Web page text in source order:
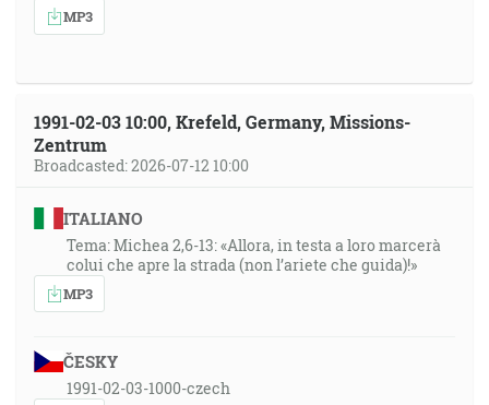
MP3
1991-02-03 10:00, Krefeld, Germany, Missions-
Zentrum
Broadcasted: 2026-07-12 10:00
ITALIANO
Tema: Michea 2,6-13: «Allora, in testa a loro marcerà
colui che apre la strada (non l’ariete che guida)!»
MP3
ČESKY
1991-02-03-1000-czech